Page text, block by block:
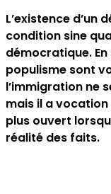
L’existence
condition sine
démocratique.
populisme sont
l’immigration ne
mais il a
plus ouvert
réalité des faits.